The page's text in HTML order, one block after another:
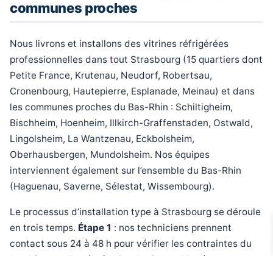
communes proches
Nous livrons et installons des vitrines réfrigérées
professionnelles dans tout Strasbourg (15 quartiers dont
Petite France, Krutenau, Neudorf, Robertsau,
Cronenbourg, Hautepierre, Esplanade, Meinau) et dans
les communes proches du Bas-Rhin : Schiltigheim,
Bischheim, Hoenheim, Illkirch-Graffenstaden, Ostwald,
Lingolsheim, La Wantzenau, Eckbolsheim,
Oberhausbergen, Mundolsheim. Nos équipes
interviennent également sur l’ensemble du Bas-Rhin
(Haguenau, Saverne, Sélestat, Wissembourg).
Le processus d’installation type à Strasbourg se déroule
en trois temps. Étape 1 : nos techniciens prennent
contact sous 24 à 48 h pour vérifier les contraintes du